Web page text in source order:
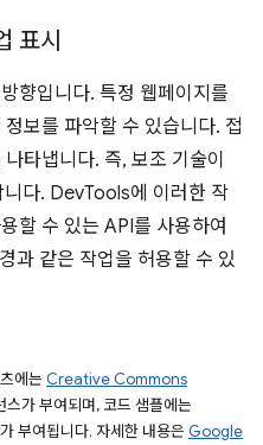
표시
향입니다. 특정 웹페이지를
보를 파악할 수 있습니다. 접
타냅니다. 즉, 보조 기술이
다. DevTools에 이러한 작
할 수 있는 API를 사용하여
과 같은 작업을 허용할 수 있
에는 Creative Commons
스가 부여되며, 코드 샘플에는
부여됩니다. 자세한 내용은 Google